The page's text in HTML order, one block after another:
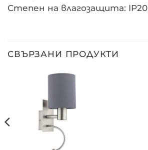
Степен на влагозащита: IP20
СВЪРЗАНИ ПРОДУКТИ